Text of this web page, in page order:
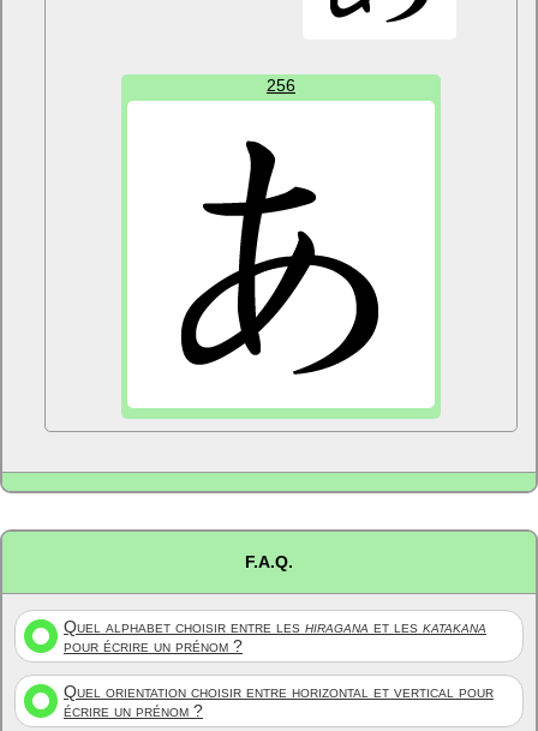
256
F.A.Q.
Quel alphabet choisir entre les hiragana et les katakana
pour écrire un prénom ?
Quel orientation choisir entre horizontal et vertical pour
écrire un prénom ?